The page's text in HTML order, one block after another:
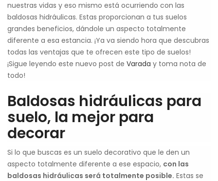
nuestras vidas y eso mismo está ocurriendo con las
baldosas hidráulicas. Estas proporcionan a tus suelos
grandes beneficios, dándole un aspecto totalmente
diferente a esa estancia. ¡Ya va siendo hora que descubras
todas las ventajas que te ofrecen este tipo de suelos!
¡Sigue leyendo este nuevo post de Varada y toma nota de
todo!
Baldosas hidráulicas para
suelo, la mejor para
decorar
Si lo que buscas es un suelo decorativo que le den un
aspecto totalmente diferente a ese espacio, con las
baldosas hidráulicas será totalmente posible. Estas se